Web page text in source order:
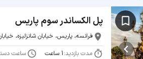
پل الکساندر سوم پاریس
فرانسه، پاریس، خیابان شانزلیزه،
مدت بازدید:1 ساعت ساعت